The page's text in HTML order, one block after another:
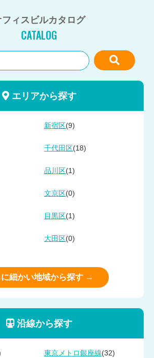
フィスビルカタログ
CATALOG
エリアから探す
新宿区 (9)
千代田区 (18)
品川区 (1)
文京区 (0)
目黒区 (1)
大田区 (0)
に細かい地域から探す →
沿線から探す
東京メトロ銀座線(32)